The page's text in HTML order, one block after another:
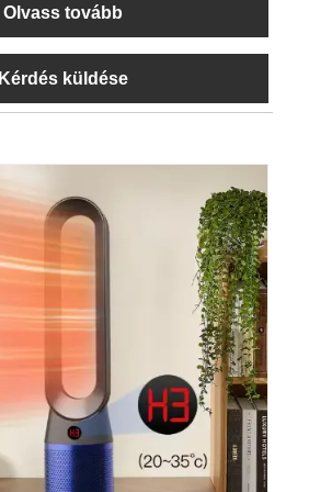
Olvass tovább
Kérdés küldése